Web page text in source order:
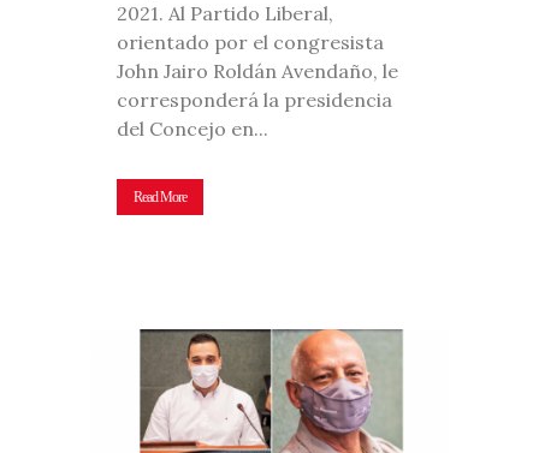
2021. Al Partido Liberal,
orientado por el congresista
John Jairo Roldán Avendaño, le
corresponderá la presidencia
del Concejo en...
Read More